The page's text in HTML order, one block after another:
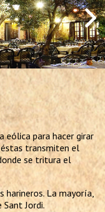
eólica para hacer girar
éstas transmiten el
se tritura el
harineros. La mayoría,
Jordi.